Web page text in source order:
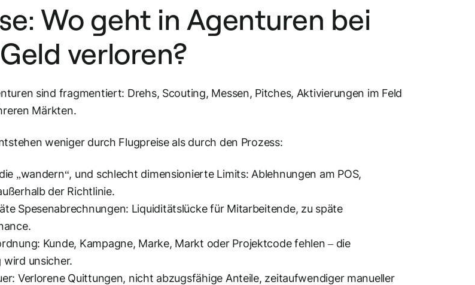
Wo geht in Agenturen bei
verloren?
sind fragmentiert: Drehs, Scouting, Messen, Pitches, Aktivierungen im Feld
Märkten.
weniger durch Flugpreise als durch den Prozess:
„wandern“, und schlecht dimensionierte Limits: Ablehnungen am POS,
der Richtlinie.
Spesenabrechnungen: Liquiditätslücke für Mitarbeitende, zu späte
Kunde, Kampagne, Marke, Markt oder Projektcode fehlen – die
wird unsicher.
Verlorene Quittungen, nicht abzugsfähige Anteile, zeitaufwendiger manueller